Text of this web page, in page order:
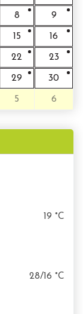
8 9
15 16
22 23
29 30
5 6
19 °C
28/16 °C